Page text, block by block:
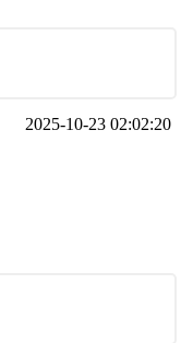
2025-10-23 02:02:20